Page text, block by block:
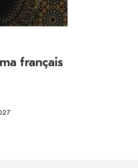
français